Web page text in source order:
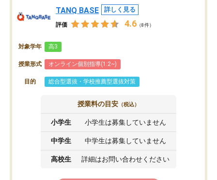
TANQ BASE 詳しく見る
評価 4.6 （8件）
対象学年 高3
授業形式 オンライン個別指導(1:2~)
目的 総合型選抜・学校推薦型選抜対策
授業料の目安 （税込）
小学生 小学生は募集していません
中学生 中学生は募集していません
高校生 詳細はお問い合わせください